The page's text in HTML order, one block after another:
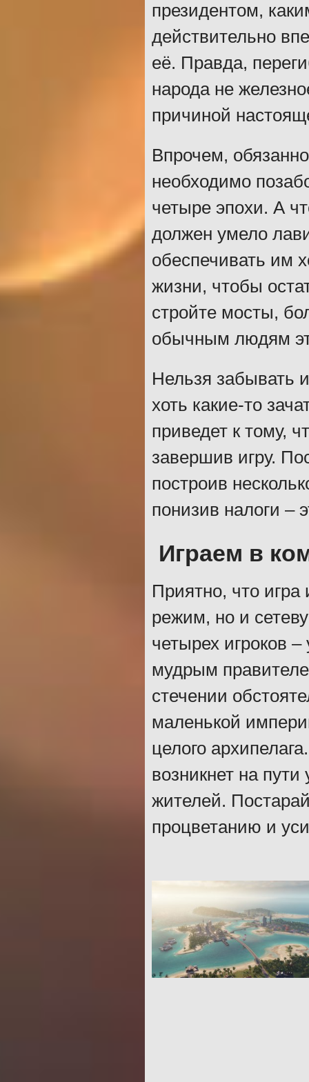
президентом,
действительно
её. Правда,
народа не
причиной
Впрочем,
необходимо
четыре эпохи. А
должен умело
обеспечивать им
жизни, чтобы
стройте мосты,
обычным людям
Нельзя забывать
хоть какие-то
приведет к тому,
завершив игру.
построив
понизив налоги –
Играем в
Приятно, что игра
режим, но и
четырех игроков
мудрым
стечении
маленькой
целого
возникнет на
жителей.
процветанию и